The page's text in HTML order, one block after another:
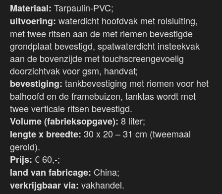
Materiaal: Tarpaulin-PVC;
uitvoering: waterdicht hoofdvak met rolsluiting,
met twee ritsen aan de met riemen bevestigde
grondplaat bevestigd, spatwaterdicht insteekvak
aan de bovenzijde met touchscreengevoelig
doorzichtvak voor gsm, handvat;
bevestiging: tankbevestiging met riemen voor het
balhoofd en de framebuizen, tanktas wordt met
twee verticale ritsen bevestigd.
Volume (fabrieksopgave): 8 liter;
lengte x breedte: 30 x 20 – 31 cm (tweemaal
gerold).
Prijs: € 60,-;
land van fabricage: China;
verkrijgbaar via: vakhandel.